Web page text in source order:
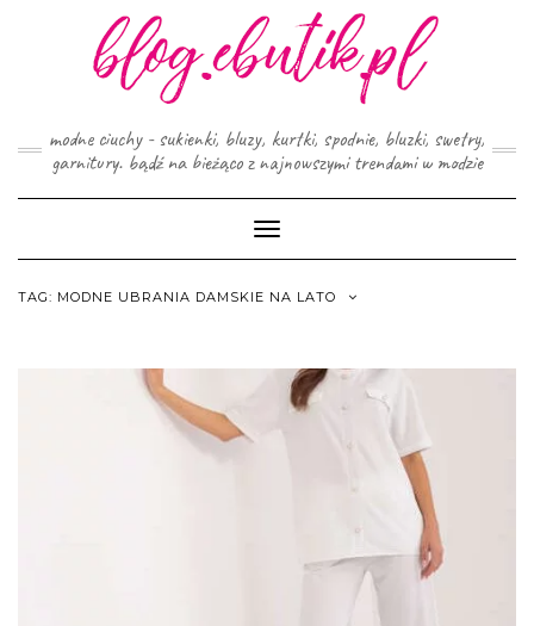
modne ciuchy - sukienki, bluzy, kurtki, spodnie, bluzki, swetry,
garnitury. bądź na bieżąco z najnowszymi trendami w modzie
Toggle
Navigation
TAG: MODNE UBRANIA DAMSKIE NA LATO